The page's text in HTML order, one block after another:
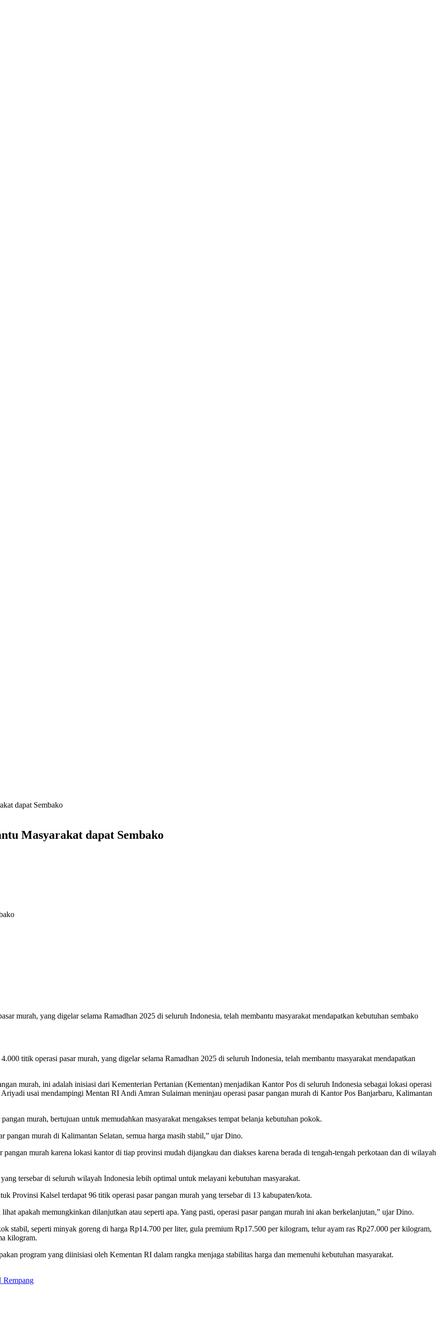
dapat Sembako
Masyarakat dapat Sembako
murah, yang digelar selama Ramadhan 2025 di seluruh Indonesia, telah membantu masyarakat mendapatkan kebutuhan sembako
titik operasi pasar murah, yang digelar selama Ramadhan 2025 di seluruh Indonesia, telah membantu masyarakat mendapatkan
murah, ini adalah inisiasi dari Kementerian Pertanian (Kementan) menjadikan Kantor Pos di seluruh Indonesia sebagai lokasi operasi
usai mendampingi Mentan RI Andi Amran Sulaiman meninjau operasi pasar pangan murah di Kantor Pos Banjarbaru, Kalimantan
murah, bertujuan untuk memudahkan masyarakat mengakses tempat belanja kebutuhan pokok.
pangan murah di Kalimantan Selatan, semua harga masih stabil,” ujar Dino.
murah karena lokasi kantor di tiap provinsi mudah dijangkau dan diakses karena berada di tengah-tengah perkotaan dan di wilayah
tersebar di seluruh wilayah Indonesia lebih optimal untuk melayani kebutuhan masyarakat.
Provinsi Kalsel terdapat 96 titik operasi pasar pangan murah yang tersebar di 13 kabupaten/kota.
apakah memungkinkan dilanjutkan atau seperti apa. Yang pasti, operasi pasar pangan murah ini akan berkelanjutan,” ujar Dino.
stabil, seperti minyak goreng di harga Rp14.700 per liter, gula premium Rp17.500 per kilogram, telur ayam ras Rp27.000 per kilogram,
kilogram.
program yang diinisiasi oleh Kementan RI dalam rangka menjaga stabilitas harga dan memenuhi kebutuhan masyarakat.